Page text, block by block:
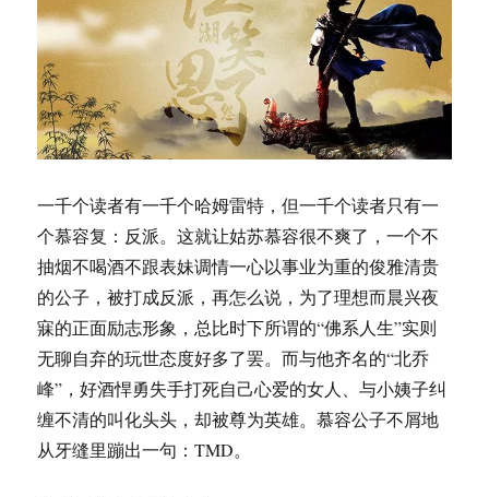
一千个读者有一千个哈姆雷特，但一千个读者只有一
个慕容复：反派。这就让姑苏慕容很不爽了，一个不
抽烟不喝酒不跟表妹调情一心以事业为重的俊雅清贵
的公子，被打成反派，再怎么说，为了理想而晨兴夜
寐的正面励志形象，总比时下所谓的“佛系人生”实则
无聊自弃的玩世态度好多了罢。而与他齐名的“北乔
峰”，好酒悍勇失手打死自己心爱的女人、与小姨子纠
缠不清的叫化头头，却被尊为英雄。慕容公子不屑地
从牙缝里蹦出一句：TMD。